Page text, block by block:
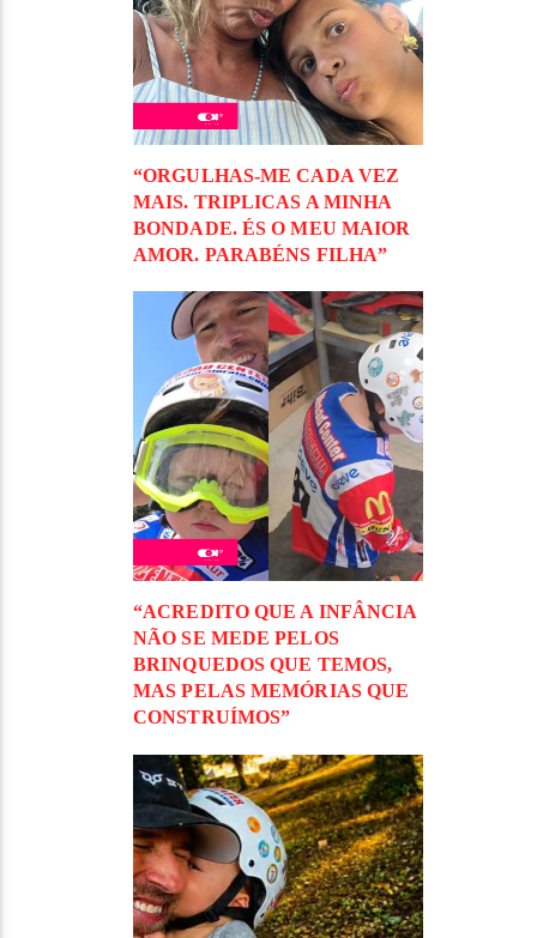
“ORGULHAS-ME CADA VEZ
MAIS. TRIPLICAS A MINHA
BONDADE. ÉS O MEU MAIOR
AMOR. PARABÉNS FILHA”
“ACREDITO QUE A INFÂNCIA
NÃO SE MEDE PELOS
BRINQUEDOS QUE TEMOS,
MAS PELAS MEMÓRIAS QUE
CONSTRUÍMOS”